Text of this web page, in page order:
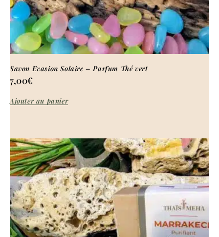
Savon Evasion Solaire – Parfum Thé vert
7,00€
Ajouter au panier